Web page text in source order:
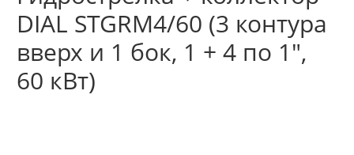
DIAL STGRM4/60 (3 контура
вверх и 1 бок, 1 + 4 по 1",
60 кВт)